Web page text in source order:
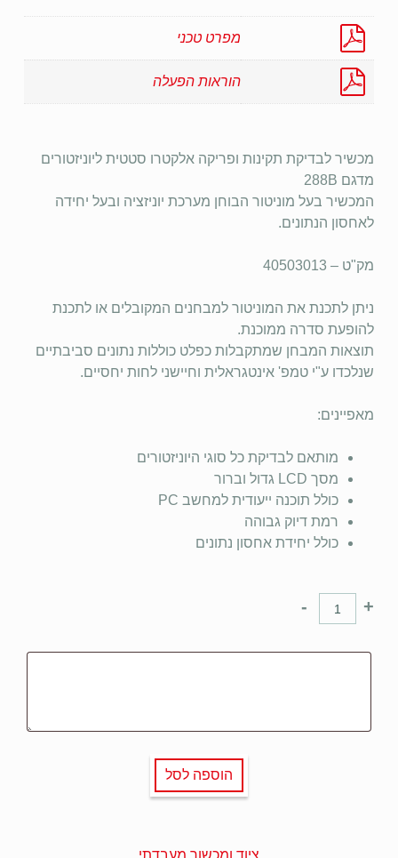
מפרט טכני
הוראות הפעלה
מכשיר לבדיקת תקינות ופריקה אלקטרו סטטית ליוניזטורים
מדגם 288B
המכשיר בעל מוניטור הבוחן מערכת יוניזציה ובעל יחידה
לאחסון הנתונים.
מק"ט – 40503013
ניתן לתכנת את המוניטור למבחנים המקובלים או לתכנת
להופעת סדרה ממוכנת.
תוצאות המבחן שמתקבלות כפלט כוללות נתונים סביבתיים
שנלכדו ע"י טמפ' אינטגראלית וחיישני לחות יחסיים.
מאפיינים:
מותאם לבדיקת כל סוגי היוניזטורים
מסך LCD גדול וברור
כולל תוכנה ייעודית למחשב PC
רמת דיוק גבוהה
כולל יחידת אחסון נתונים
+
-
הוספה לסל
ציוד ומכשור מעבדתי